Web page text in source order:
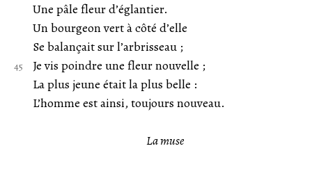
Une pâle fleur d’églantier.
Un bourgeon vert à côté d’elle
Se balançait sur l’arbrisseau ;
Je vis poindre une fleur nouvelle ;
La plus jeune était la plus belle :
L’homme est ainsi, toujours nouveau.
La muse